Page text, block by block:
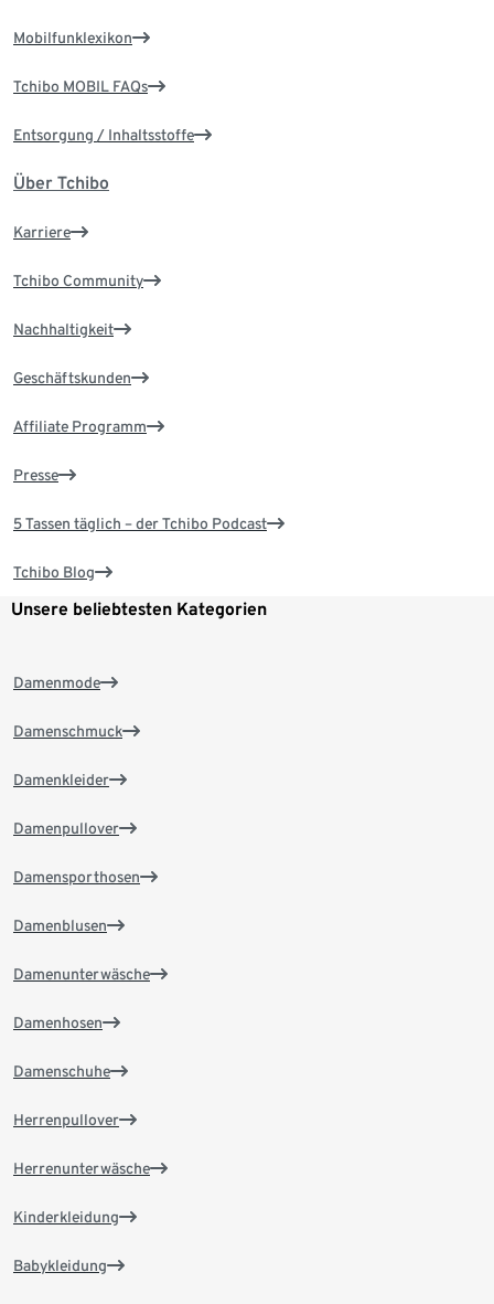
Mobilfunklexikon
Tchibo MOBIL FAQs
Entsorgung / Inhaltsstoffe
Über Tchibo
Karriere
Tchibo Community
Nachhaltigkeit
Geschäftskunden
Affiliate Programm
Presse
5 Tassen täglich – der Tchibo Podcast
Tchibo Blog
Unsere beliebtesten Kategorien
Damenmode
Damenschmuck
Damenkleider
Damenpullover
Damensporthosen
Damenblusen
Damenunterwäsche
Damenhosen
Damenschuhe
Herrenpullover
Herrenunterwäsche
Kinderkleidung
Babykleidung